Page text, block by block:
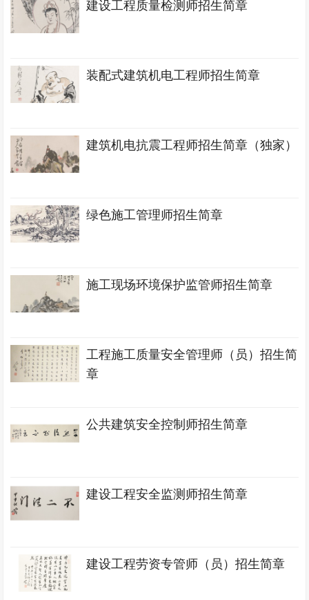
建设工程质量检测师招生简章
装配式建筑机电工程师招生简章
建筑机电抗震工程师招生简章（独家）
绿色施工管理师招生简章
施工现场环境保护监管师招生简章
工程施工质量安全管理师（员）招生简
章
公共建筑安全控制师招生简章
建设工程安全监测师招生简章
建设工程劳资专管师（员）招生简章